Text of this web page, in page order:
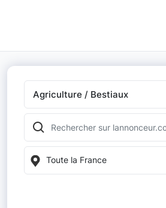
Agriculture / Bestiaux
Toute la France